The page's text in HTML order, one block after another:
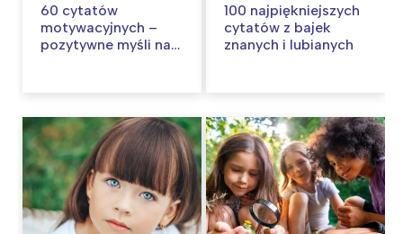
60 cytatów
motywacyjnych –
pozytywne myśli na
100 najpiękniejszych
cytatów z bajek
znanych i lubianych